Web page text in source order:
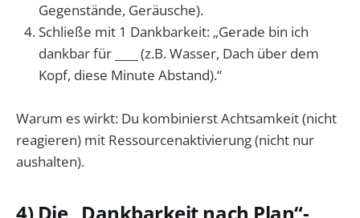
Gegenstände, Geräusche).
Schließe mit 1 Dankbarkeit: „Gerade bin ich
dankbar für ____ (z.B. Wasser, Dach über dem
Kopf, diese Minute Abstand).“
Warum es wirkt: Du kombinierst Achtsamkeit (nicht
reagieren) mit Ressourcenaktivierung (nicht nur
aushalten).